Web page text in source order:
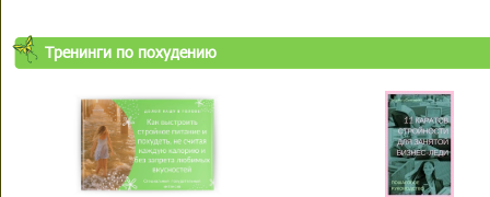
Тренинги по похудению